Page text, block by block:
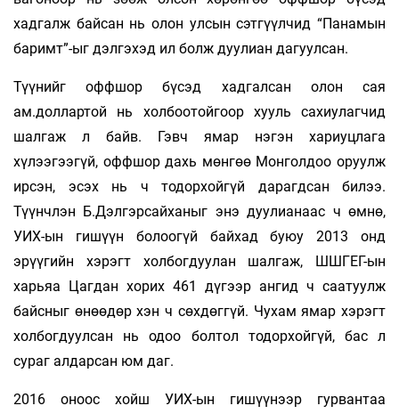
хадгалж байсан нь олон улсын сэтгүүлчид “Панамын
баримт”-ыг дэлгэхэд ил болж дуулиан дагуулсан.
Түүнийг оффшор бүсэд хадгалсан олон сая
ам.доллартой нь холбоотойгоор хууль сахиулагчид
шалгаж л байв. Гэвч ямар нэгэн хариуцлага
хүлээгээгүй, оффшор дахь мөнгөө Монголдоо оруулж
ирсэн, эсэх нь ч тодорхойгүй дарагдсан билээ.
Түүнчлэн Б.Дэлгэрсайханыг энэ дуулианаас ч өмнө,
УИХ-ын гишүүн болоогүй байхад буюу 2013 онд
эрүүгийн хэрэгт холбогдуулан шалгаж, ШШГЕГ-ын
харьяа Цагдан хорих 461 дүгээр ангид ч саатуулж
байсныг өнөөдөр хэн ч сөхдөггүй. Чухам ямар хэрэгт
холбогдуулсан нь одоо болтол тодорхойгүй, бас л
сураг алдарсан юм даг.
2016 оноос хойш УИХ-ын гишүүнээр гурвантаа